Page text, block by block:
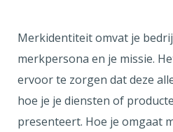
Merkidentiteit omvat je
merkpersona en je missie.
ervoor te zorgen dat deze
hoe je je diensten of
presenteert. Hoe je omgaat